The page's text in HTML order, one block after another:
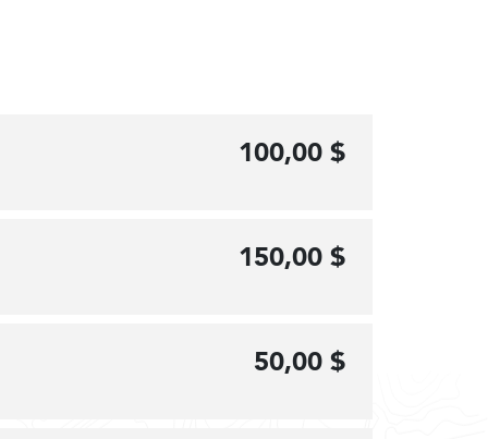
100,00 $
150,00 $
50,00 $